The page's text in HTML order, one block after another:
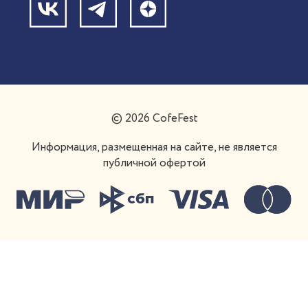
Франшиза
Написать в поддержку
© 2026 CofeFest
Информация, размещенная на сайте, не является
публичной офертой